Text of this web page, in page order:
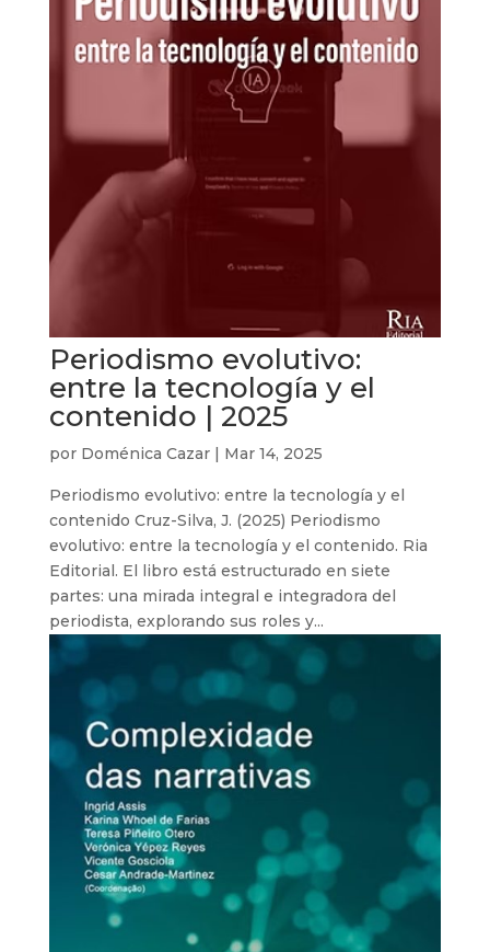
Periodismo evolutivo:
entre la tecnología y el
contenido | 2025
por Doménica Cazar| Mar 14, 2025
Periodismo evolutivo: entre la tecnología y el
contenido Cruz-Silva, J. (2025) Periodismo
evolutivo: entre la tecnología y el contenido. Ria
Editorial. El libro está estructurado en siete
partes: una mirada integral e integradora del
periodista, explorando sus roles y...